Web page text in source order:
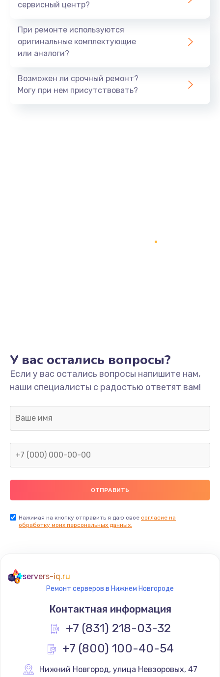
Замена процессора
Заказать
Замена оперативной памяти
Заказать
Замена клавиатуры
2500 руб.
Заказать
Заказать
Замена видеочипа
2745 руб.
Заказать
Настройка BIOS
сервисный центр?
При ремонте используются
оригинальные комплектующие
или аналоги?
Возможен ли срочный ремонт?
Могу при нем присутствовать?
У вас остались вопросы?
Если у вас остались вопросы напишите нам,
наши специалисты с радостью ответят вам!
Нажимая на кнопку отправить я даю свое согласие на
обработку моих персональных данных.
servers-iq.ru
Ремонт серверов в Нижнем Новгороде
Контактная информация
+7 (831) 218-03-32
+7 (800) 100-40-54
Нижний Новгород, улица Невзоровых, 47